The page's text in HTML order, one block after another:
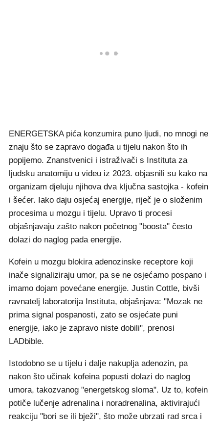
ENERGETSKA pića konzumira puno ljudi, no mnogi ne
znaju što se zapravo događa u tijelu nakon što ih
popijemo. Znanstvenici i istraživači s Instituta za
ljudsku anatomiju u videu iz 2023. objasnili su kako na
organizam djeluju njihova dva ključna sastojka - kofein
i šećer. Iako daju osjećaj energije, riječ je o složenim
procesima u mozgu i tijelu. Upravo ti procesi
objašnjavaju zašto nakon početnog "boosta" često
dolazi do naglog pada energije.
Kofein u mozgu blokira adenozinske receptore koji
inače signaliziraju umor, pa se ne osjećamo pospano i
imamo dojam povećane energije. Justin Cottle, bivši
ravnatelj laboratorija Instituta, objašnjava: "Mozak ne
prima signal pospanosti, zato se osjećate puni
energije, iako je zapravo niste dobili", prenosi
LADbible.
Istodobno se u tijelu i dalje nakuplja adenozin, pa
nakon što učinak kofeina popusti dolazi do naglog
umora, takozvanog "energetskog sloma". Uz to, kofein
potiče lučenje adrenalina i noradrenalina, aktivirajući
reakciju "bori se ili bježi", što može ubrzati rad srca i